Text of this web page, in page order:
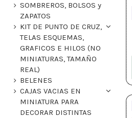
SOMBREROS, BOLSOS y
ZAPATOS
KIT DE PUNTO DE CRUZ,
TELAS ESQUEMAS,
GRAFICOS E HILOS (NO
MINIATURAS, TAMAÑO
REAL)
BELENES
CAJAS VACIAS EN
MINIATURA PARA
DECORAR DISTINTAS